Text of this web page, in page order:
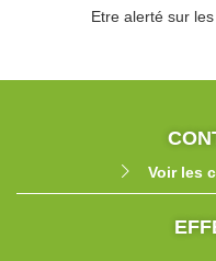
Etre alerté sur
Voir les